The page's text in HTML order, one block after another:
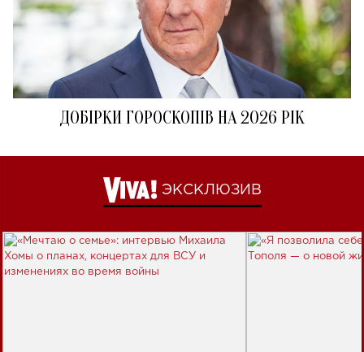
ДОБІРКИ ГОРОСКОПІВ НА 2026 РІК
ЭКСКЛЮЗИВ